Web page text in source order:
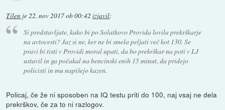
Tilen je22. nov 2017 ob 00:42 izjavil:
Si predstavljate, kako bi po Solatkovo Provida lovila prekrškarje
na avtocesti? Jaz si ne, ker ne bi smela peljati več kot 130. Se
pravi bi tisti v Providi moral upati, da bo prekrškar na poti v LJ
ustavil in ga počakal na bencinski enih 15 minut, da pridejo
policisti in mu napišejo kazen.
Policaj, če že ni sposoben na IQ testu priti do 100, naj vsaj ne dela
prekrškov, če za to ni razlogov.